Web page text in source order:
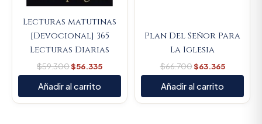
Lecturas matutinas
[Devocional] 365
Lecturas Diarias
$59.300$56.335
Añadir al carrito
Plan Del Señor Para
La Iglesia
$66.700$63.365
Añadir al carrito